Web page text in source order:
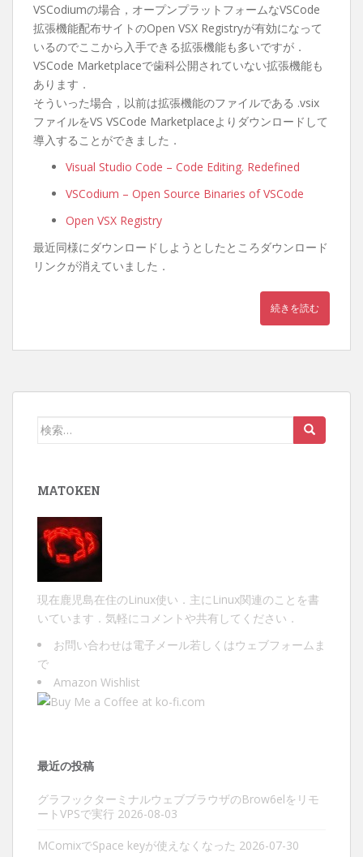
VSCodiumの場合，オープンプラットフォームなVSCode
拡張機能配布サイトのOpen VSX Registryが有効になって
いるのでここから入手できる拡張機能も多いですが．
VSCode Marketplaceで歯科公開されていない拡張機能も
あります．
そういった場合，以前は拡張機能のファイルである .vsix
ファイルをVS VSCode Marketplaceよりダウンロードして
導入することができました．
Visual Studio Code – Code Editing. Redefined
VSCodium – Open Source Binaries of VSCode
Open VSX Registry
最近同様にダウンロードしようとしたところダウンロード
リンクが消えていました．
続きを読む
検
MATOKEN
現在鹿児島在住のLinux使い．主にLinux関連のことを書
いています．気軽にコメントや共有してください．
お問い合わせは電子メール若しくは ウェブフォーム ま
で
Amazon Wishlist
最近の投稿
グラフックターミナルウェブブラウザのBrow6elをリモ
ートVPSで実行 2026-08-03
MComixでSpace keyが使えなくなった 2026-07-30